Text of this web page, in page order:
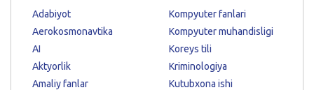
Adabiyot
Aerokosmonavtika
AI
Aktyorlik
Amaliy fanlar
Kompyuter fanlari
Kompyuter muhandisligi
Koreys tili
Kriminologiya
Kutubxona ishi